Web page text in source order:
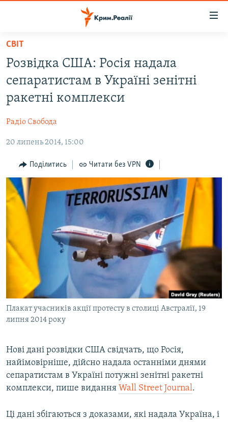
Перейти
основного
матеріалу
Перейти
до
основної
Перейти
пошуку
ВОДА.КРИМ
ВІДЕО ТА ФОТО
БЛОГИ
ПОГЛЯД
ІНТЕРВ'Ю
ВСЕ ЗА ДЕНЬ
СПЕЦПРОЕКТИ
ДЕПОРТАЦІЯ
ВІДЕОУРОКИ «ELIFBE»
СВІДЧЕННЯ ОКУПАЦІЇ
УКРАЇНСЬКА ПРОБЛЕМА КРИМУ
ІНФОГРАФІКА
ЯК ОБІЙТИ БЛОКУВАННЯ
Русский
Qırımtatar
ДОЛУЧАЙСЯ!
СВІТ
Розвідка США: Росія надала
сепаратистам в Україні зенітні
ракетні комплекси
Радіо Свобода
20 липень 2014, 15:00
Поділитись Читати без VPN
Плакат учасників акції протесту в столиці Австралії, 19
липня 2014 року
Нові дані розвідки США свідчать, що Росія,
найімовірніше, дійсно надала останніми днями
сепаратистам в Україні потужні зенітні ракетні
комплекси, пише видання Wall Street Journal.
Ці дані збігаються з доказами, які надала Україна, і